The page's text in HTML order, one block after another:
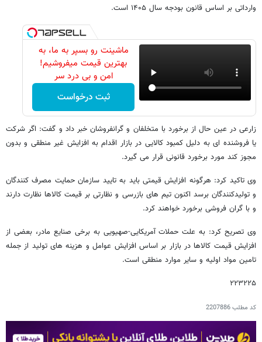
وارداتی بر اساس قانون بودجه سال ۱۴۰۵ است.
ماشینت رو بسپر به ما، به
بهترین قیمت میفروشیم!
امن و بی درد سر
ثبت درخواست
زارعی در عین حال از برخورد با متخلفان و گرانفروشان خبر داد و گفت: اگر شرکت
یا فروشنده ای به دلیل کمبود کالایی در بازار اقدام به افزایش غیر منطقی و بدون
مجوز کند مورد برخورد قانونی قرار می گیرد.
وی تاکید کرد: هرگونه افزایش قیمتی باید به تایید سازمان حمایت مصرف کنندگان
و تولیدکنندگان برسد اکنون تیم های بازرسی و نظارتی بر قیمت کالاها نظارت دارند
و با گران فروشی برخورد خواهند کرد.
وی تصریح کرد: به علت حملات آمریکایی-صهیویی به برخی صنایع مادر، بعضی از
افزایش قیمت کالاها در بازار بر اساس افزایش عوامل و هزینه های تولید از جمله
تامین مواد اولیه و سایر موارد منطقی است.
۲۲۳۲۲۵
کد مطلب2207886